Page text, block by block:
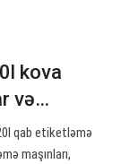
kova
və…
qab etiketləmə
maşınları,